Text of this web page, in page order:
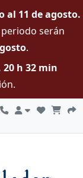
al 11 de agosto.
serán
.
h 32 min